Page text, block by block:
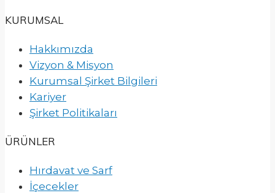
KURUMSAL
Hakkımızda
Vizyon & Misyon
Kurumsal Şirket Bilgileri
Kariyer
Şirket Politikaları
ÜRÜNLER
Hırdavat ve Sarf
İçecekler